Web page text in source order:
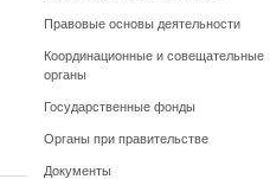
Правовые основы деятельности
Координационные и совещательные
органы
Государственные фонды
Органы при правительстве
Документы